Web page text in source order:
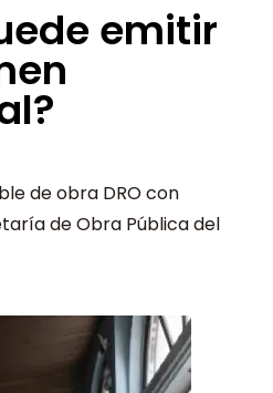
emitir
de obra DRO con
de Obra Pública del